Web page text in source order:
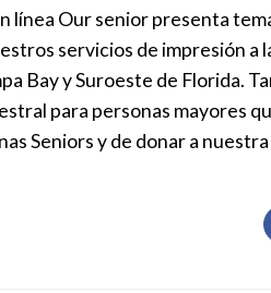
línea Our senior presenta
servicios de impresión
Bay y Suroeste de Florida.
para personas mayores
Seniors y de donar a